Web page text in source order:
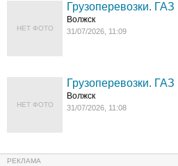
НЕТ ФОТО
Грузоперевозки.
Волжск
31/07/2026, 11:09
НЕТ ФОТО
Грузоперевозки. ГАЗ
Волжск
31/07/2026, 11:08